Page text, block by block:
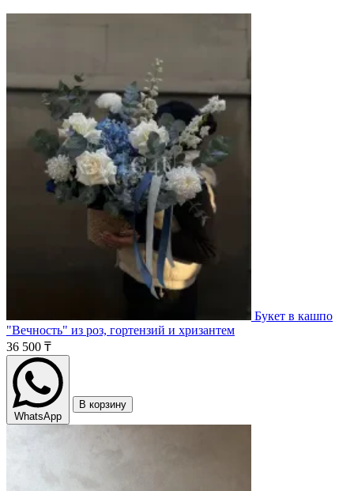
Букет в кашпо
"Вечность" из роз, гортензий и хризантем
36 500 ₸
WhatsApp
В корзину